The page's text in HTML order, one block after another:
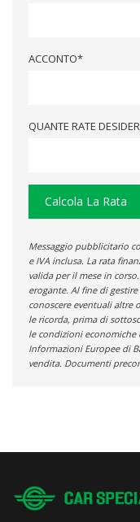
ACCONTO*
QUANTE RATE
Calcola La Rata
Messaggio pubblicitario
e IVA inclusa. La rata
valida per il mese in
erogante. Al fine di
conoscere eventuali
le ricorda, prima di
le condizioni
Informazioni Europee di
vendita. Documenti